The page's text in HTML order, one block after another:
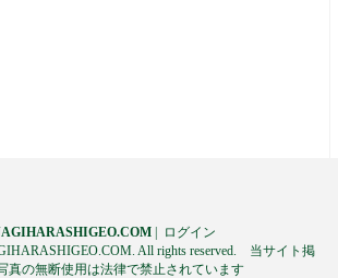
|
ログイン
All rights reserved. 当サイト掲
真の無断使用は法律で禁止されています